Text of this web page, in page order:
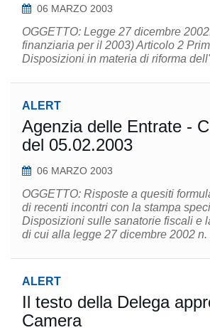
06 MARZO 2003
OGGETTO: Legge 27 dicembre
finanziaria per il 2003) Articolo 2
Disposizioni in materia di riforma
ALERT
Agenzia delle Entrate -
del 05.02.2003
06 MARZO 2003
OGGETTO: Risposte a quesiti
di recenti incontri con la stampa
Disposizioni sulle sanatorie fiscali e
di cui alla legge 27 dicembre 2002 n.
ALERT
Il testo della Delega
Camera